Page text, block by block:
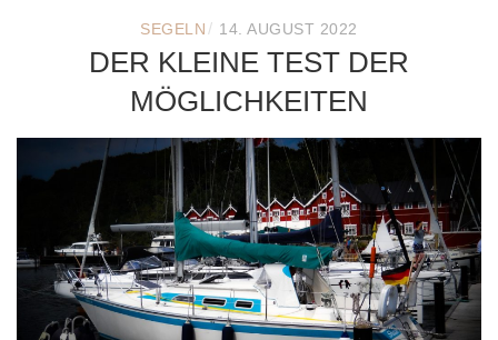
SEGELN / 14. AUGUST 2022
DER KLEINE TEST DER
MÖGLICHKEITEN